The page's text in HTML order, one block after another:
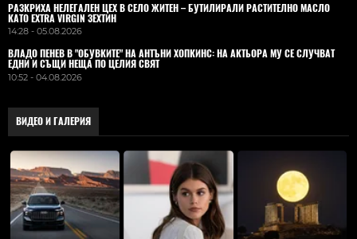
РАЗКРИХА НЕЛЕГАЛЕН ЦЕХ В СЕЛО ЖИТЕН – БУТИЛИРАЛИ РАСТИТЕЛНО МАСЛО
КАТО EXTRA VIRGIN ЗЕХТИН
14:28 - 05.08.2026
ВЛАДO ПЕНЕВ В "ОБУВКИТЕ" НА АНТЪНИ ХОПКИНС: НА АКТЬОРА МУ СЕ СЛУЧВАТ
ЕДНИ И СЪЩИ НЕЩА ПО ЦЕЛИЯ СВЯТ
10:52 - 04.08.2026
ВИДЕО И ГАЛЕРИЯ